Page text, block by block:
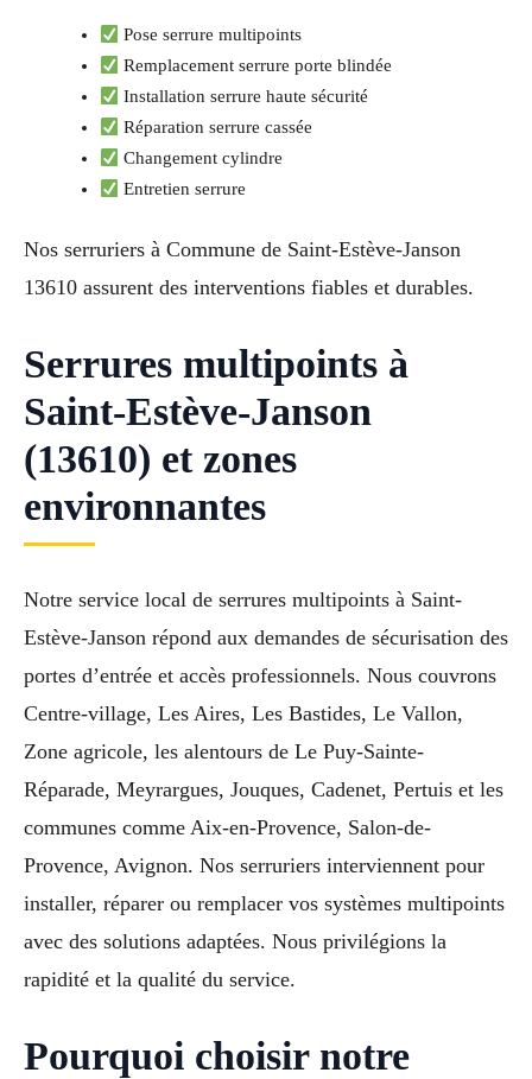
Pose serrure multipoints
Remplacement serrure porte blindée
Installation serrure haute sécurité
Réparation serrure cassée
Changement cylindre
Entretien serrure
Nos serruriers à Commune de Saint-Estève-Janson
13610 assurent des interventions fiables et durables.
Serrures multipoints à
Saint-Estève-Janson
(13610) et zones
environnantes
Notre service local de serrures multipoints à Saint-
Estève-Janson répond aux demandes de sécurisation des
portes d’entrée et accès professionnels. Nous couvrons
Centre-village, Les Aires, Les Bastides, Le Vallon,
Zone agricole, les alentours de Le Puy-Sainte-
Réparade, Meyrargues, Jouques, Cadenet, Pertuis et les
communes comme Aix-en-Provence, Salon-de-
Provence, Avignon. Nos serruriers interviennent pour
installer, réparer ou remplacer vos systèmes multipoints
avec des solutions adaptées. Nous privilégions la
rapidité et la qualité du service.
Pourquoi choisir notre